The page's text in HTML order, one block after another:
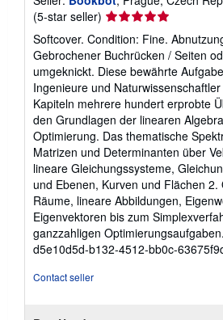
(5-star seller) Seller
rating
5
out
of
5
stars
Softcover. Condition: Fine.
Gebrochener Buchrücken / Seiten
umgeknickt. Diese bewährte
Ingenieure und
Kapiteln mehrere hundert erprobte
den Grundlagen der linearen
Optimierung. Das thematische
Matrizen und Determinanten über
lineare Gleichungssysteme,
und Ebenen, Kurven und Flächen
Räume, lineare Abbildungen,
Eigenvektoren bis zum
ganzzahligen Optimierungsaufgaben.
d5e10d5d-b132-4512-bb0c-
Contact seller